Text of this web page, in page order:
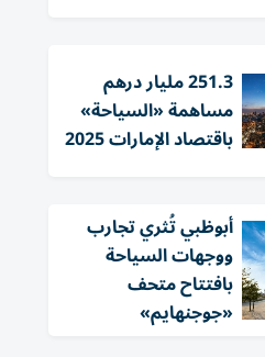
251.3 مليار درهم
مساهمة «السياحة»
باقتصاد الإمارات 2025
أبوظبي تُثري تجارب
ووجهات السياحة
بافتتاح متحف
«جوجنهايم»